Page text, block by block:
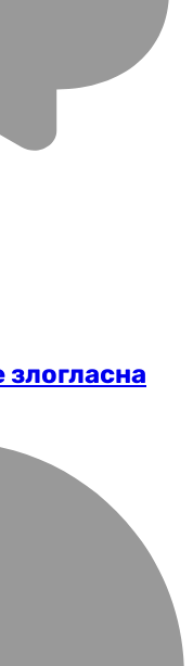
злогласна